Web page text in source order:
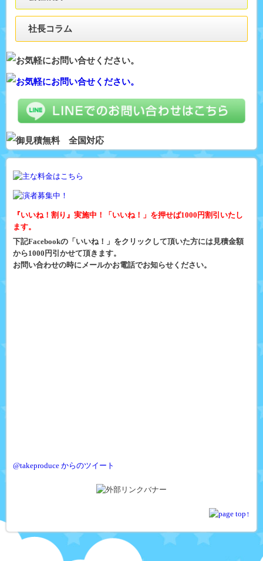
社長コラム
『いいね！割り』実施中！「いいね！」を押せば1000円割引いたし
ます。
下記Facebookの「いいね！」をクリックして頂いた方には見積金額
から1000円引かせて頂きます。
お問い合わせの時にメールかお電話でお知らせください。
@takeproduce からのツイート